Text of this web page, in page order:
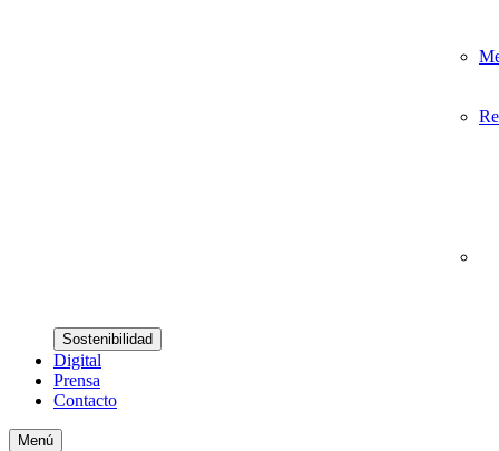
Sostenibilidad
Digital
Prensa
Contacto
Menú